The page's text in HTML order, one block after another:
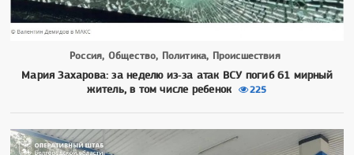
Россия, Общество, Политика, Происшествия
Мария Захарова: за неделю из‑за атак ВСУ погиб 61 мирный
житель, в том числе ребенок
225